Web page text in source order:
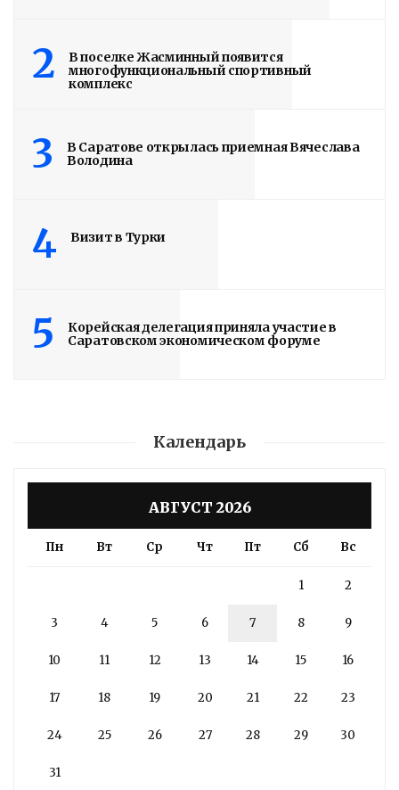
2
В поселке Жасминный появится
многофункциональный спортивный
комплекс
3
В Саратове открылась приемная Вячеслава
Володина
4 Визит в Турки
5
Корейская делегация приняла участие в
Саратовском экономическом форуме
Календарь
АВГУСТ 2026
Пн Вт Ср Чт Пт Сб Вс
1 2
3 4 5 6 7 8 9
10 11 12 13 14 15 16
17 18 19 20 21 22 23
24 25 26 27 28 29 30
31
здания колледжа
радиоэлектроники
2 недели назад
Read More